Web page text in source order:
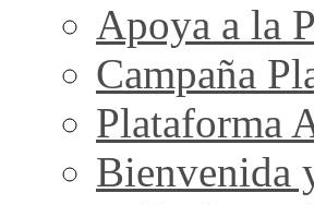
Apoya a la
Campaña
Plataforma
Bienvenida